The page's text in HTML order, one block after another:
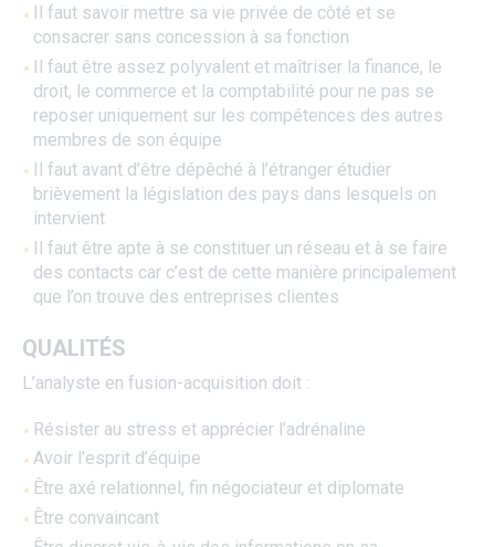
Il faut savoir mettre sa vie privée de côté et se
consacrer sans concession à sa fonction
Il faut être assez polyvalent et maîtriser la finance, le
droit, le commerce et la comptabilité pour ne pas se
reposer uniquement sur les compétences des autres
membres de son équipe
Il faut avant d’être dépêché à l’étranger étudier
brièvement la législation des pays dans lesquels on
intervient
Il faut être apte à se constituer un réseau et à se faire
des contacts car c’est de cette manière principalement
que l’on trouve des entreprises clientes
QUALITÉS
L’analyste en fusion-acquisition doit :
Résister au stress et apprécier l’adrénaline
Avoir l’esprit d’équipe
Être axé relationnel, fin négociateur et diplomate
Être convaincant